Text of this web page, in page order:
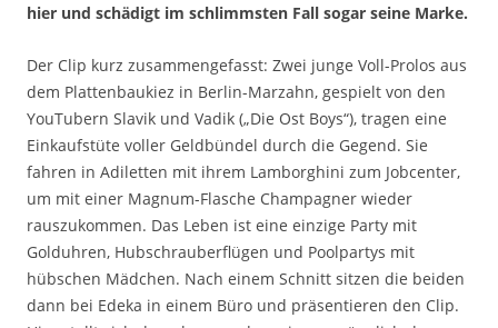
hier und schädigt im schlimmsten Fall sogar seine Marke.
Der Clip kurz zusammengefasst: Zwei junge Voll-Prolos aus
dem Plattenbaukiez in Berlin-Marzahn, gespielt von den
YouTubern Slavik und Vadik („Die Ost Boys“), tragen eine
Einkaufstüte voller Geldbündel durch die Gegend. Sie
fahren in Adiletten mit ihrem Lamborghini zum Jobcenter,
um mit einer Magnum-Flasche Champagner wieder
rauszukommen. Das Leben ist eine einzige Party mit
Golduhren, Hubschrauberflügen und Poolpartys mit
hübschen Mädchen. Nach einem Schnitt sitzen die beiden
dann bei Edeka in einem Büro und präsentieren den Clip.